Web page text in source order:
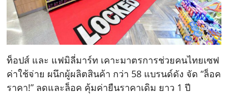
ท็อปส์ และ แฟมิลี่มาร์ท เคาะมาตรการช่วยคนไทยเซฟ
ค่าใช้จ่าย ผนึกผู้ผลิตสินค้า กว่า 58 แบรนด์ดัง จัด “ล็อค
ราคา!” ลดและล็อค คุ้มค่ายืนราคาเดิม ยาว 1 ปี